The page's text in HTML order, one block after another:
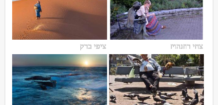
צחי רוזנהויז ציפי ברק